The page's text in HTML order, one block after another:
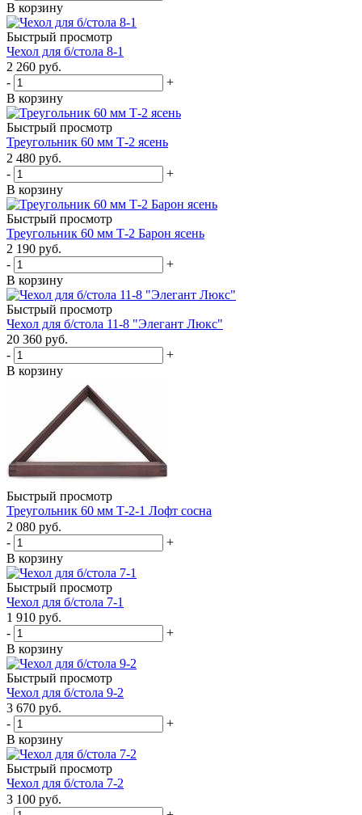
В корзину
Быстрый просмотр
Чехол для б/стола 8-1
2 260 руб.
-
+
В корзину
Быстрый просмотр
Треугольник 60 мм Т-2 ясень
2 480 руб.
-
+
В корзину
Быстрый просмотр
Треугольник 60 мм Т-2 Барон ясень
2 190 руб.
-
+
В корзину
Быстрый просмотр
Чехол для б/стола 11-8 "Элегант Люкс"
20 360 руб.
-
+
В корзину
Быстрый просмотр
Треугольник 60 мм Т-2-1 Лофт сосна
2 080 руб.
-
+
В корзину
Быстрый просмотр
Чехол для б/стола 7-1
1 910 руб.
-
+
В корзину
Быстрый просмотр
Чехол для б/стола 9-2
3 670 руб.
-
+
В корзину
Быстрый просмотр
Чехол для б/стола 7-2
3 100 руб.